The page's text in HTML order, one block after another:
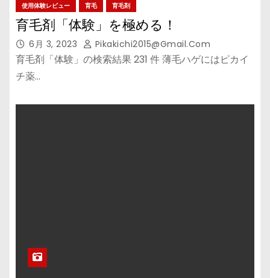
使用体験レビュー 育毛 育毛剤
育毛剤「体験」を極める！
6月 3, 2023 Pikakichi2015@gmail.com
育毛剤「体験」の検索結果 231 件 薄毛ハゲにはピカイ
チ薬…